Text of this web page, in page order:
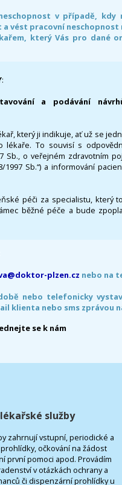
v případě, kdy
vést pracovní
který Vás pro dané
:
a podávání
který ji indikuje, ať už se
lékaře. To souvisí s
o veřejném zdravotním
Sb.“) a informování
péči za specialistu, který
běžné péče a bude
plzen.cz nebo na
nebo telefonicky
klienta nebo sms zprávou
se k nám
služby
zahrnují vstupní, periodické a
očkování na žádost
první pomoci apod. Provádím
v otázkách ochrany a
či dispenzární prohlídky u